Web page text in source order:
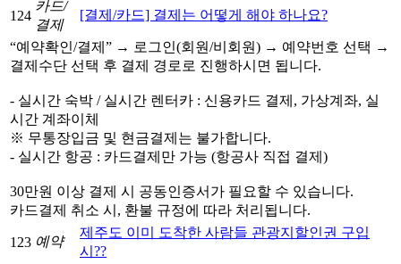
124
카드/
결제
[결제/카드] 결제는 어떻게 해야 하나요?
“예약확인/결제” → 로그인(회원/비회원) → 예약번호 선택 →
결제수단 선택 후 결제 경로로 진행하시면 됩니다.
- 실시간 숙박 / 실시간 렌터카 : 신용카드 결제, 가상계좌, 실
시간 계좌이체
※ 무통장입금 및 현금결제는 불가합니다.
- 실시간 항공 : 카드결제만 가능 (항공사 직접 결제)
30만원 이상 결제 시 공동인증서가 필요할 수 있습니다.
카드결제 취소 시, 환불 규정에 따라 처리됩니다.
123 예약
제주도 이미 도착한 사람들 관광지할인권 구입
시??